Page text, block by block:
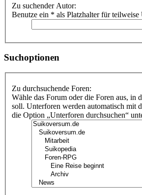
Zu suchender Autor:
Benutze ein * als Platzhalter für teilweise
Suchoptionen
Zu durchsuchende Foren:
Wähle das Forum oder die Foren aus, in
soll. Unterforen werden automatisch mit
die Option „Unterforen durchsuchen“